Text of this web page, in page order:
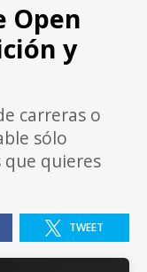
Open
y
carreras o
sólo
quieres
TWEET